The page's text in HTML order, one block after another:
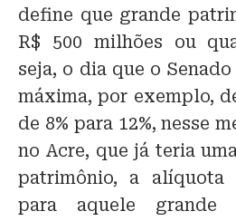
define que grande
R$ 500 milhões ou
seja, o dia que o
máxima, por exemplo,
de 8% para 12%, nesse
no Acre, que já teria
patrimônio, a alíquota
para aquele grande